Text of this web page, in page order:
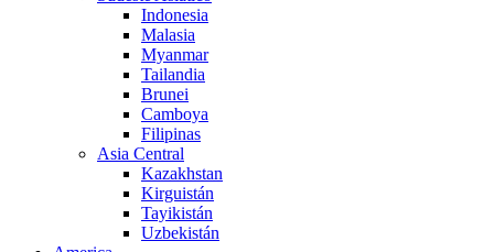
Indonesia
Malasia
Myanmar
Tailandia
Brunei
Camboya
Filipinas
Asia Central
Kazakhstan
Kirguistán
Tayikistán
Uzbekistán